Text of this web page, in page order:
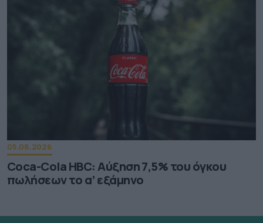
05.08.2026
Coca-Cola HBC: Aύξηση 7,5% του όγκου
πωλήσεων το α’ εξάμηνο